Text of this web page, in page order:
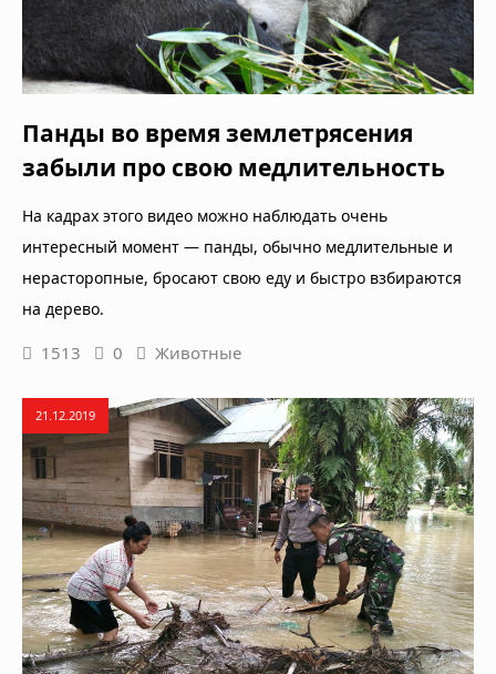
Панды во время землетрясения
забыли про свою медлительность
На кадрах этого видео можно наблюдать очень
интересный момент — панды, обычно медлительные и
нерасторопные, бросают свою еду и быстро взбираются
на дерево.
1513 0 Животные
21.12.2019